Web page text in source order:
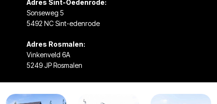
Adres Sint-Oedenrode:
Sonseweg 5
5492 NC Sint-edenrode
Adres Rosmalen:
Vinkenveld 6A
5249 JP Rosmalen